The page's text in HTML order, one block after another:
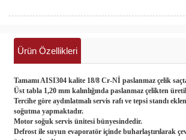
Ürün Özellikleri
Tamamı AISI304 kalite 18/8 Cr-Nİ paslanmaz çelik
Üst tabla 1,20 mm kalınlığında paslanmaz çelikten
Tercihe göre aydınlatmalı servis rafı ve tepsi standı
soğutma yapmaktadır.
Motor soğuk servis ünitesi bünyesindedir.
Defrost ile suyun evaporatör içinde buharlaştırılarak